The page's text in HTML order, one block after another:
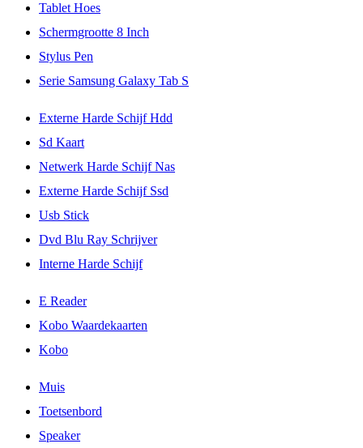
Tablet Hoes
Schermgrootte 8 Inch
Stylus Pen
Serie Samsung Galaxy Tab S
Externe Harde Schijf Hdd
Sd Kaart
Netwerk Harde Schijf Nas
Externe Harde Schijf Ssd
Usb Stick
Dvd Blu Ray Schrijver
Interne Harde Schijf
E Reader
Kobo Waardekaarten
Kobo
Muis
Toetsenbord
Speaker